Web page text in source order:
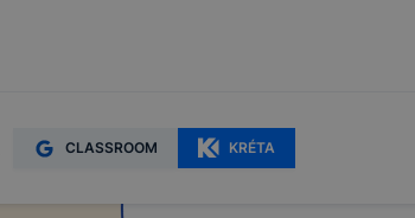
CLASSROOM KRÉTA